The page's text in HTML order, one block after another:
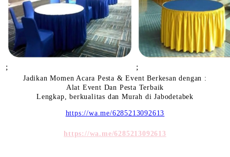
; ;
Jadikan Momen Acara Pesta & Event Berkesan dengan :
Alat Event Dan Pesta Terbaik
Lengkap, berkualitas dan Murah di Jabodetabek
https://wa.me/6285213092613
https://wa.me/6285213092613